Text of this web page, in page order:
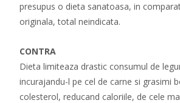
presupus o dieta sanatoasa, in
originala, total neindicata.
CONTRA
Dieta limiteaza drastic consumul de
incurajandu-l pe cel de carne si grasimi
colesterol, reducand caloriile, de cele